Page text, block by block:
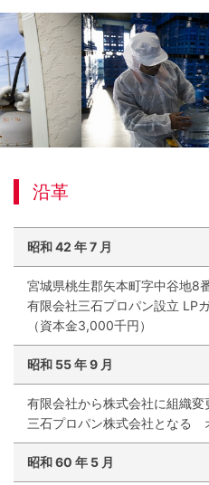
沿革
昭和42 年7 月
宮城県桃生郡矢本町字中谷地8
有限会社三石プロパン設立 LP
（資本金3,000千円）
昭和 55年9 月
有限会社から株式会社に組織
三石プロパン株式会社となる
昭和60 年 5 月